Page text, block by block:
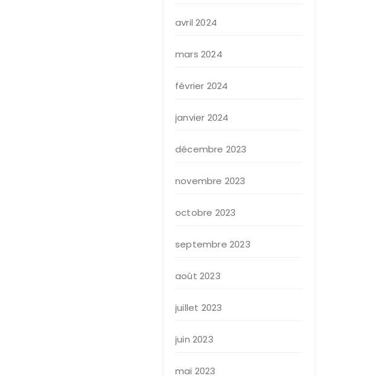
avril 2024
mars 2024
février 2024
janvier 2024
décembre 2023
novembre 2023
octobre 2023
septembre 2023
août 2023
juillet 2023
juin 2023
mai 2023